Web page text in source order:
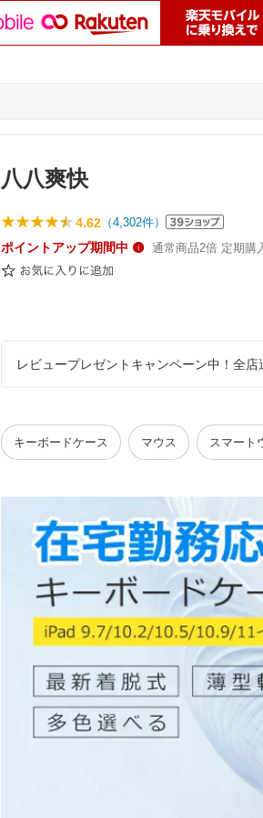
八八爽快
4.62 （4,302件）
ポイントアップ期間中 通常商品2倍 定期購
レビュープレゼントキャンペーン中！全店
キーボードケース マウス スマート